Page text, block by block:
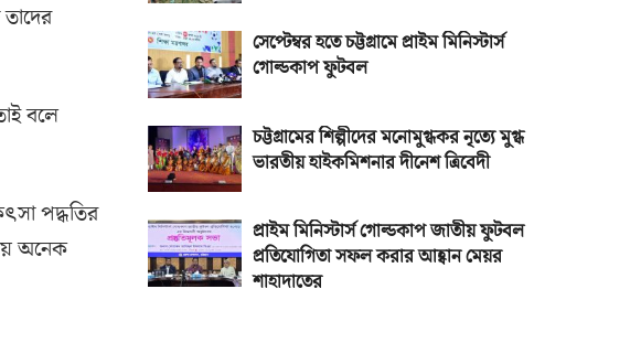
বলে
পদ্ধতির
অনেক
সেপ্টেম্বর হতে চট্টগ্রামে প্রাইম মিনিস্টার্স
গোল্ডকাপ ফুটবল
চট্টগ্রামের শিল্পীদের মনোমুগ্ধকর নৃত্যে মুগ্ধ
ভারতীয় হাইকমিশনার দীনেশ ত্রিবেদী
প্রাইম মিনিস্টার্স গোল্ডকাপ জাতীয় ফুটবল
প্রতিযোগিতা সফল করার আহ্বান মেয়র
শাহাদাতের